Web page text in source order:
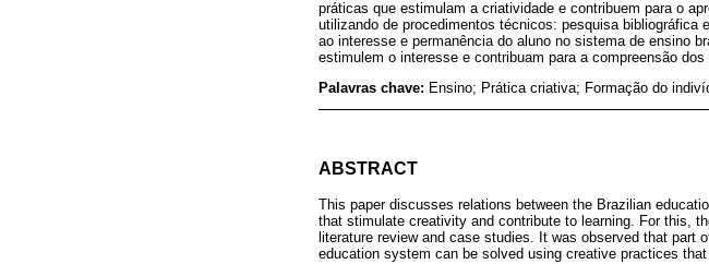
práticas que estimulam a criatividade e contribuem para o
utilizando de procedimentos técnicos: pesquisa bibliográfica
ao interesse e permanência do aluno no sistema de ensino
estimulem o interesse e contribuam para a compreensão dos
Palavras chave: Ensino; Prática criativa; Formação do
ABSTRACT
This paper discusses relations between the Brazilian
that stimulate creativity and contribute to learning. For this,
literature review and case studies. It was observed that part
education system can be solved using creative practices